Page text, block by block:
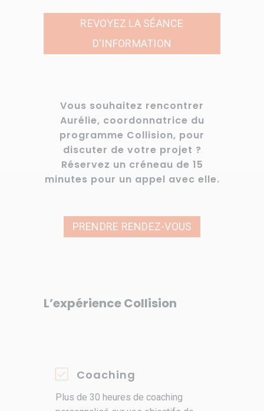
REVOYEZ LA SÉANCE
D'INFORMATION
Vous souhaitez rencontrer
Aurélie, coordonnatrice du
programme Collision, pour
discuter de votre projet ?
Réservez un créneau de 15
minutes pour un appel avec elle.
PRENDRE RENDEZ-VOUS
L’expérience Collision
Coaching
Plus de 30 heures de coaching